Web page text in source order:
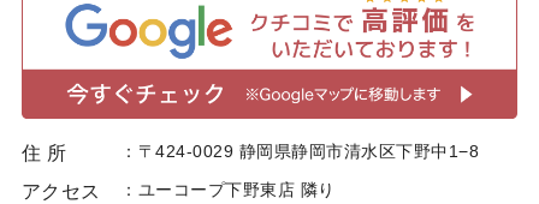
住 所 〒424-0029 静岡県静岡市清水区下野中1−8
アクセス ユーコープ下野東店 隣り